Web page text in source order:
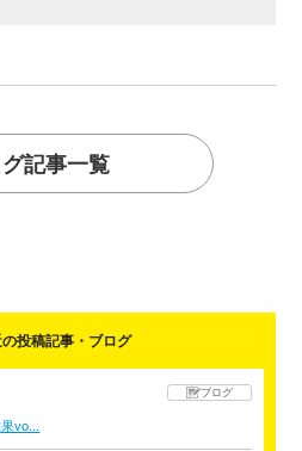
記事一覧
投稿記事・ブログ
ブログ
vo...